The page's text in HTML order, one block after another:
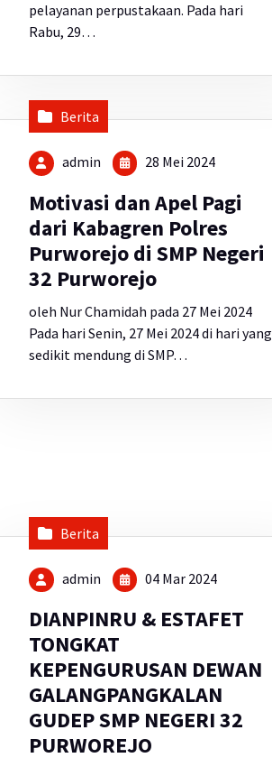
pelayanan perpustakaan. Pada hari
Rabu, 29…
Berita
admin 28 Mei 2024
Motivasi dan Apel Pagi
dari Kabagren Polres
Purworejo di SMP Negeri
32 Purworejo
oleh Nur Chamidah pada 27 Mei 2024
Pada hari Senin, 27 Mei 2024 di hari yang
sedikit mendung di SMP…
Berita
admin 04 Mar 2024
DIANPINRU & ESTAFET
TONGKAT
KEPENGURUSAN DEWAN
GALANGPANGKALAN
GUDEP SMP NEGERI 32
PURWOREJO